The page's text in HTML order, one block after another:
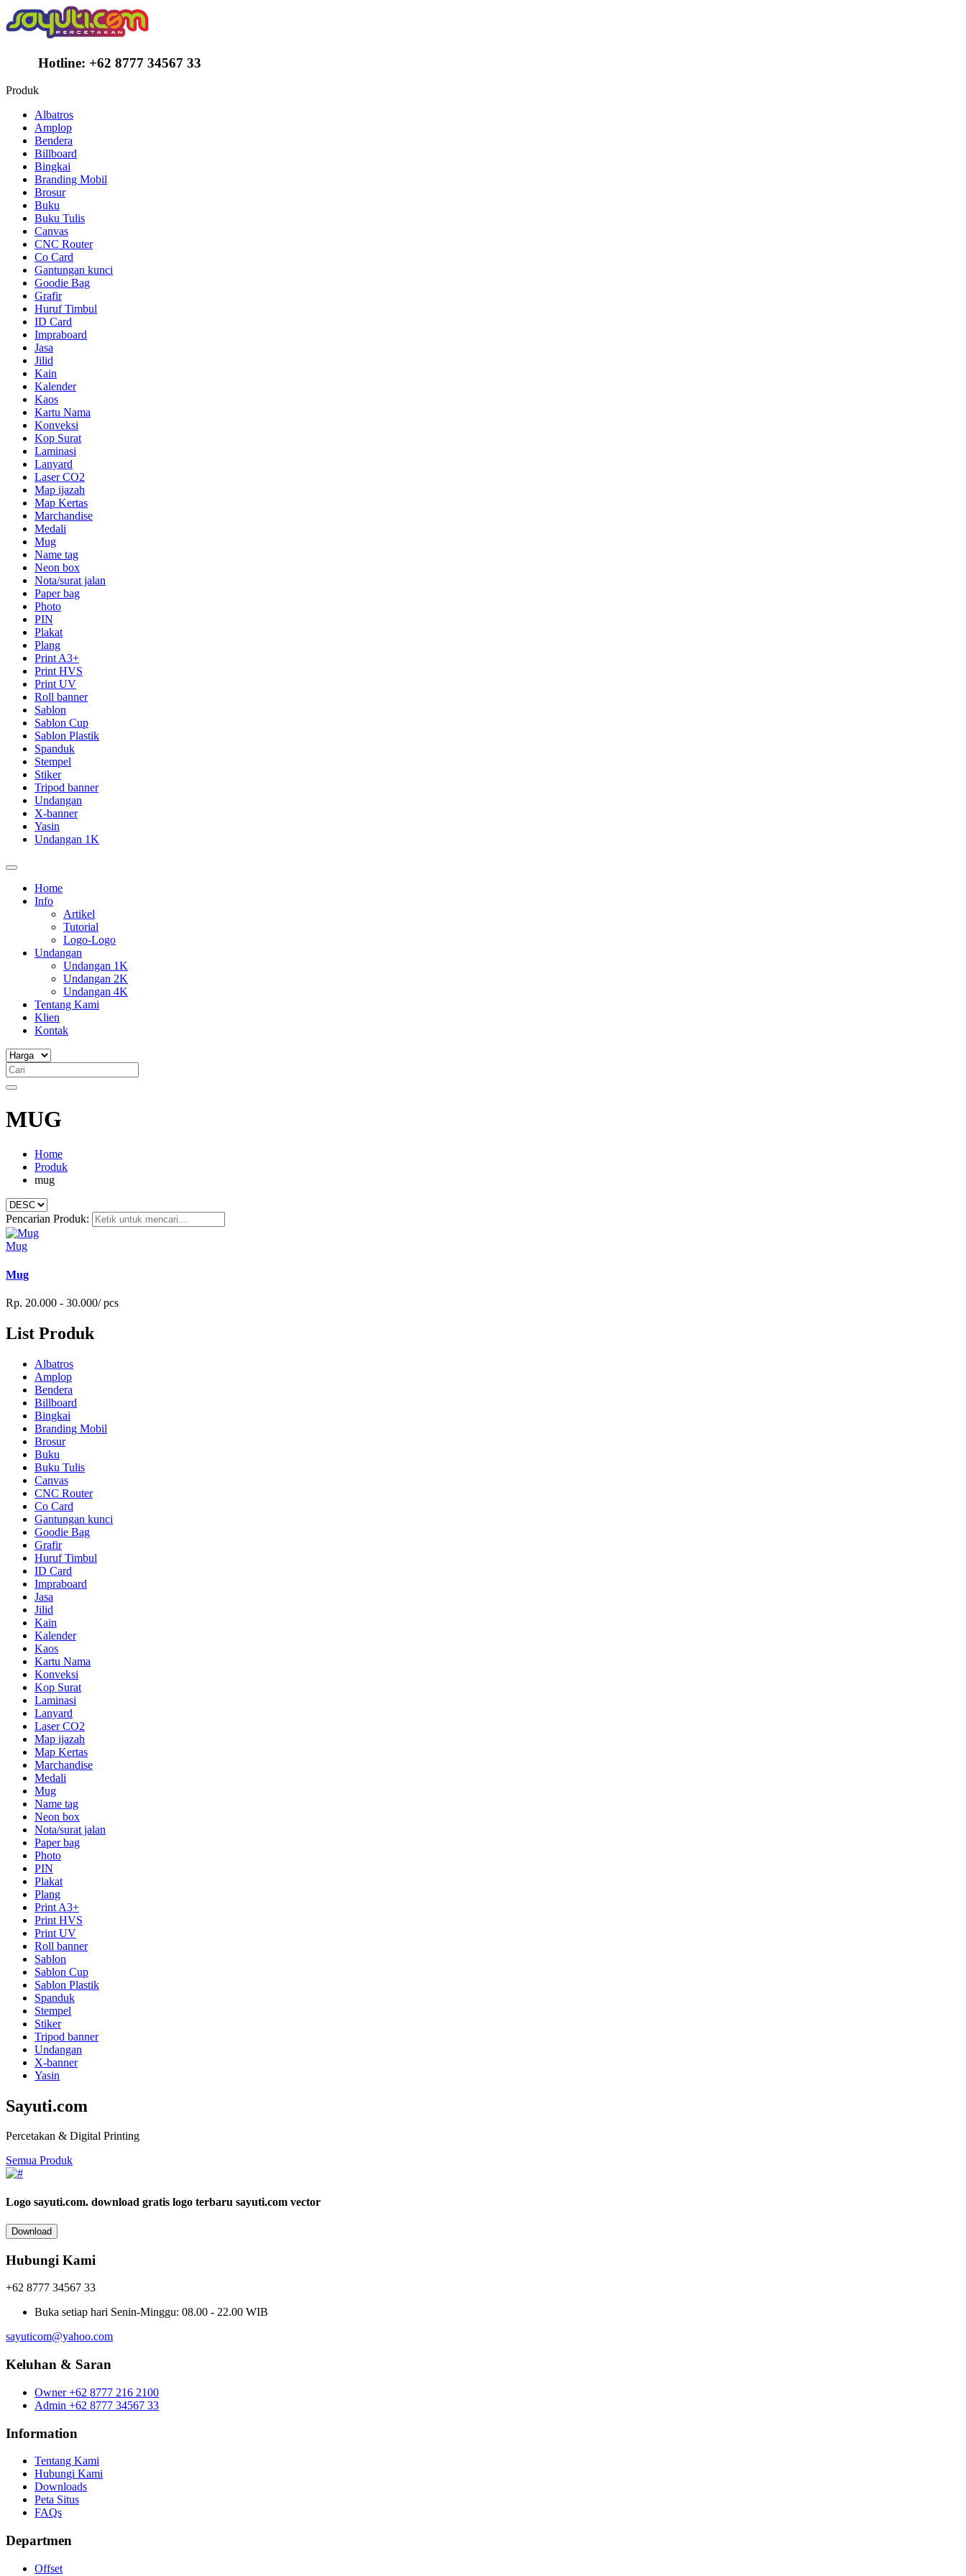
Hotline: +62 8777 34567 33
Produk
Albatros
Amplop
Bendera
Billboard
Bingkai
Branding Mobil
Brosur
Buku
Buku Tulis
Canvas
CNC Router
Co Card
Gantungan kunci
Goodie Bag
Grafir
Huruf Timbul
ID Card
Impraboard
Jasa
Jilid
Kain
Kalender
Kaos
Kartu Nama
Konveksi
Kop Surat
Laminasi
Lanyard
Laser CO2
Map ijazah
Map Kertas
Marchandise
Medali
Mug
Name tag
Neon box
Nota/surat jalan
Paper bag
Photo
PIN
Plakat
Plang
Print A3+
Print HVS
Print UV
Roll banner
Sablon
Sablon Cup
Sablon Plastik
Spanduk
Stempel
Stiker
Tripod banner
Undangan
X-banner
Yasin
Undangan 1K
Home
Info
Artikel
Tutorial
Logo-Logo
Undangan
Undangan 1K
Undangan 2K
Undangan 4K
Tentang Kami
Klien
Kontak
MUG
Home
Produk
mug
Pencarian Produk:
Mug
Mug
Rp. 20.000 - 30.000/ pcs
List Produk
Albatros
Amplop
Bendera
Billboard
Bingkai
Branding Mobil
Brosur
Buku
Buku Tulis
Canvas
CNC Router
Co Card
Gantungan kunci
Goodie Bag
Grafir
Huruf Timbul
ID Card
Impraboard
Jasa
Jilid
Kain
Kalender
Kaos
Kartu Nama
Konveksi
Kop Surat
Laminasi
Lanyard
Laser CO2
Map ijazah
Map Kertas
Marchandise
Medali
Mug
Name tag
Neon box
Nota/surat jalan
Paper bag
Photo
PIN
Plakat
Plang
Print A3+
Print HVS
Print UV
Roll banner
Sablon
Sablon Cup
Sablon Plastik
Spanduk
Stempel
Stiker
Tripod banner
Undangan
X-banner
Yasin
Sayuti.com
Percetakan & Digital Printing
Semua Produk
Logo sayuti.com. download gratis logo terbaru sayuti.com vector
Download
Hubungi Kami
+62 8777 34567 33
Buka setiap hari Senin-Minggu: 08.00 - 22.00 WIB
sayuticom@yahoo.com
Keluhan & Saran
Owner +62 8777 216 2100
Admin +62 8777 34567 33
Information
Tentang Kami
Hubungi Kami
Downloads
Peta Situs
FAQs
Departmen
Offset